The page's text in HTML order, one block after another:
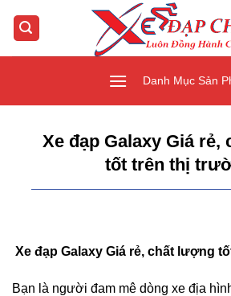
qua
Danh Mục Sản
Xe đạp Galaxy Giá rẻ,
tốt trên thị
Xe đạp Galaxy Giá rẻ, chất lượng
Bạn là người đam mê dòng xe địa